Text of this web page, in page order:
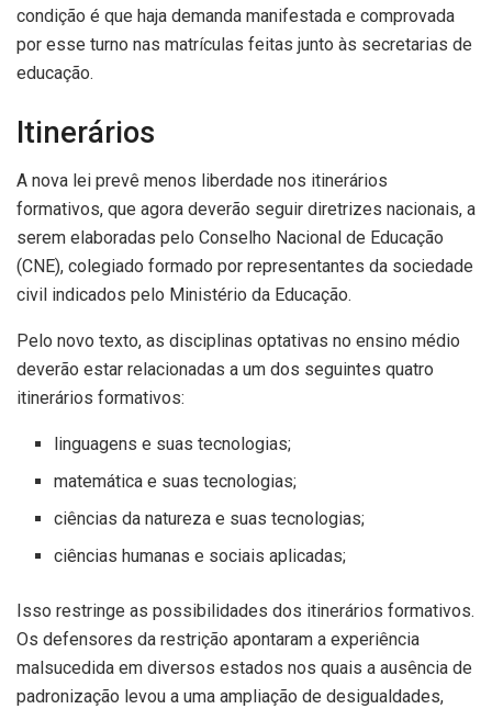
condição é que haja demanda manifestada e comprovada
por esse turno nas matrículas feitas junto às secretarias de
educação.
Itinerários
A nova lei prevê menos liberdade nos itinerários
formativos, que agora deverão seguir diretrizes nacionais, a
serem elaboradas pelo Conselho Nacional de Educação
(CNE), colegiado formado por representantes da sociedade
civil indicados pelo Ministério da Educação.
Pelo novo texto, as disciplinas optativas no ensino médio
deverão estar relacionadas a um dos seguintes quatro
itinerários formativos:
linguagens e suas tecnologias;
matemática e suas tecnologias;
ciências da natureza e suas tecnologias;
ciências humanas e sociais aplicadas;
Isso restringe as possibilidades dos itinerários formativos.
Os defensores da restrição apontaram a experiência
malsucedida em diversos estados nos quais a ausência de
padronização levou a uma ampliação de desigualdades,